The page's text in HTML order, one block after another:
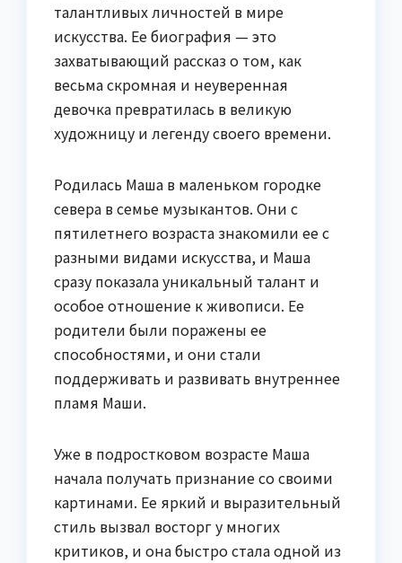
талантливых личностей в мире
искусства. Ее биография — это
захватывающий рассказ о том, как
весьма скромная и неуверенная
девочка превратилась в великую
художницу и легенду своего времени.
Родилась Маша в маленьком городке
севера в семье музыкантов. Они с
пятилетнего возраста знакомили ее с
разными видами искусства, и Маша
сразу показала уникальный талант и
особое отношение к живописи. Ее
родители были поражены ее
способностями, и они стали
поддерживать и развивать внутреннее
пламя Маши.
Уже в подростковом возрасте Маша
начала получать признание со своими
картинами. Ее яркий и выразительный
стиль вызвал восторг у многих
критиков, и она быстро стала одной из